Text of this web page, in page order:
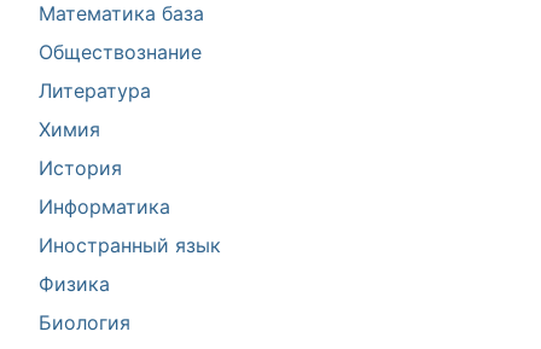
Математика база
Обществознание
Литература
Химия
История
Информатика
Иностранный язык
Физика
Биология